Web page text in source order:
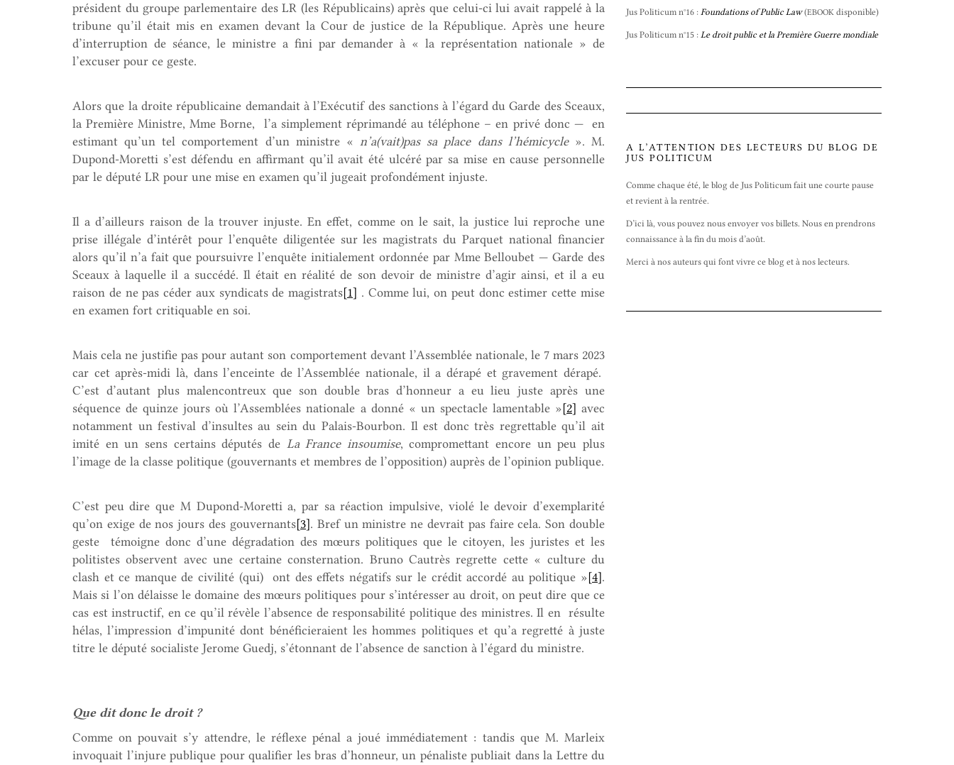
président du groupe parlementaire des LR (les Républicains) après que celui-ci lui avait rappelé à la
tribune qu’il était mis en examen devant la Cour de justice de la République. Après une heure
d’interruption de séance, le ministre a fini par demander à « la représentation nationale » de
l’excuser pour ce geste.
Alors que la droite républicaine demandait à l’Exécutif des sanctions à l’égard du Garde des Sceaux,
la Première Ministre, Mme Borne, l’a simplement réprimandé au téléphone – en privé donc — en
estimant qu’un tel comportement d’un ministre «n’a(vait)pas sa place dans l’hémicycle». M.
Dupond-Moretti s’est défendu en affirmant qu’il avait été ulcéré par sa mise en cause personnelle
par le député LR pour une mise en examen qu’il jugeait profondément injuste.
Il a d’ailleurs raison de la trouver injuste. En effet, comme on le sait, la justice lui reproche une
prise illégale d’intérêt pour l’enquête diligentée sur les magistrats du Parquet national financier
alors qu’il n’a fait que poursuivre l’enquête initialement ordonnée par Mme Belloubet — Garde des
Sceaux à laquelle il a succédé. Il était en réalité de son devoir de ministre d’agir ainsi, et il a eu
raison de ne pas céder aux syndicats de magistrats[1] . Comme lui, on peut donc estimer cette mise
en examen fort critiquable en soi.
Mais cela ne justifie pas pour autant son comportement devant l’Assemblée nationale, le 7 mars 2023
car cet après-midi là, dans l’enceinte de l’Assemblée nationale, il a dérapé et gravement dérapé.
C’est d’autant plus malencontreux que son double bras d’honneur a eu lieu juste après une
séquence de quinze jours où l’Assemblées nationale a donné « un spectacle lamentable »[2] avec
notamment un festival d’insultes au sein du Palais-Bourbon. Il est donc très regrettable qu’il ait
imité en un sens certains députés de La France insoumise, compromettant encore un peu plus
l’image de la classe politique (gouvernants et membres de l’opposition) auprès de l’opinion publique.
C’est peu dire que M Dupond-Moretti a, par sa réaction impulsive, violé le devoir d’exemplarité
qu’on exige de nos jours des gouvernants[3]. Bref un ministre ne devrait pas faire cela. Son double
geste témoigne donc d’une dégradation des mœurs politiques que le citoyen, les juristes et les
politistes observent avec une certaine consternation. Bruno Cautrès regrette cette « culture du
clash et ce manque de civilité (qui) ont des effets négatifs sur le crédit accordé au politique »[4].
Mais si l’on délaisse le domaine des mœurs politiques pour s’intéresser au droit, on peut dire que ce
cas est instructif, en ce qu’il révèle l’absence de responsabilité politique des ministres. Il en résulte
hélas, l’impression d’impunité dont bénéficieraient les hommes politiques et qu’a regretté à juste
titre le député socialiste Jerome Guedj, s’étonnant de l’absence de sanction à l’égard du ministre.
Que dit donc le droit ?
Comme on pouvait s’y attendre, le réflexe pénal a joué immédiatement : tandis que M. Marleix
invoquait l’injure publique pour qualifier les bras d’honneur, un pénaliste publiait dans la Lettre du
Jus Politicum n°16 : Foundations of Public Law (EBOOK disponible)
Jus Politicum n°15 : Le droit public et la Première Guerre mondiale
A L’ATTENTION DES LECTEURS DU BLOG DE
JUS POLITICUM
Comme chaque été, le blog de Jus Politicum fait une courte pause
et revient à la rentrée.
D’ici là, vous pouvez nous envoyer vos billets. Nous en prendrons
connaissance à la fin du mois d’août.
Merci à nos auteurs qui font vivre ce blog et à nos lecteurs.